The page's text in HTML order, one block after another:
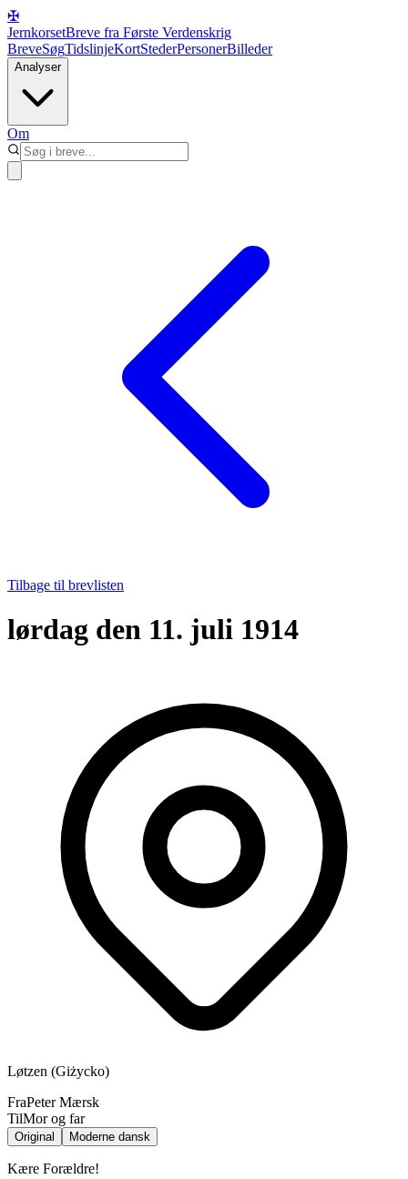
✠
JernkorsetBreve fra Første Verdenskrig
BreveSøgTidslinjeKortStederPersonerBilleder
Analyser
Om
Tilbage til brevlisten
lørdag den 11. juli 1914
Løtzen (Giżycko)
FraPeter Mærsk
TilMor og far
Original Moderne dansk
Kære Forældre!